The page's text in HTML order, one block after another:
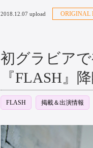
2018.12.07 upload ORIGINAL
初グラビア
『FLASH』降
FLASH 掲載＆出演情報